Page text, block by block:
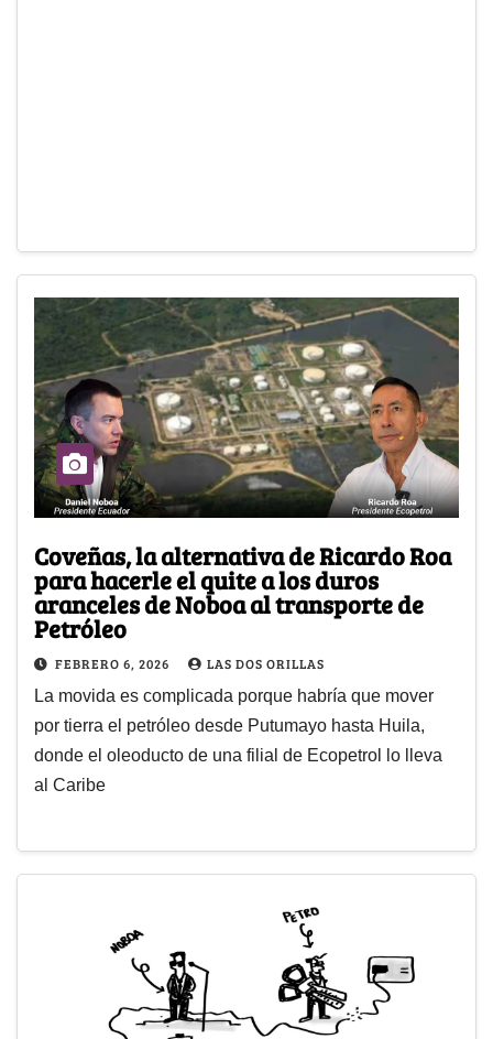
Coveñas, la alternativa de Ricardo Roa
para hacerle el quite a los duros
aranceles de Noboa al transporte de
Petróleo
FEBRERO 6, 2026 LAS DOS ORILLAS
La movida es complicada porque habría que mover
por tierra el petróleo desde Putumayo hasta Huila,
donde el oleoducto de una filial de Ecopetrol lo lleva
al Caribe